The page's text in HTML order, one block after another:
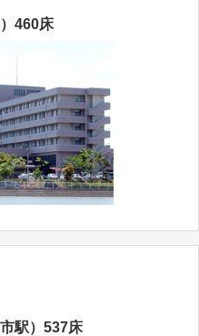
460床
駅）537床